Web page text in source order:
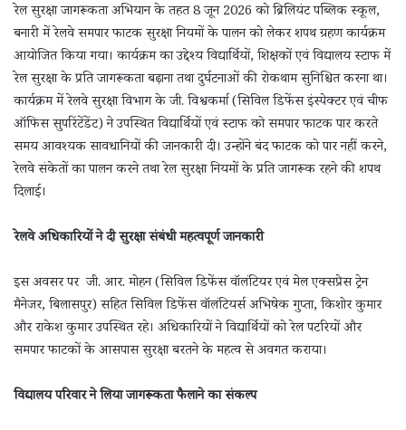
रेल सुरक्षा जागरूकता अभियान के तहत 8 जून 2026 को ब्रिलियंट पब्लिक स्कूल,
बनारी में रेलवे समपार फाटक सुरक्षा नियमों के पालन को लेकर शपथ ग्रहण कार्यक्रम
आयोजित किया गया। कार्यक्रम का उद्देश्य विद्यार्थियों, शिक्षकों एवं विद्यालय स्टाफ में
रेल सुरक्षा के प्रति जागरूकता बढ़ाना तथा दुर्घटनाओं की रोकथाम सुनिश्चित करना था।
कार्यक्रम में रेलवे सुरक्षा विभाग के जी. विश्वकर्मा (सिविल डिफेंस इंस्पेक्टर एवं चीफ
ऑफिस सुपरिंटेंडेंट) ने उपस्थित विद्यार्थियों एवं स्टाफ को समपार फाटक पार करते
समय आवश्यक सावधानियों की जानकारी दी। उन्होंने बंद फाटक को पार नहीं करने,
रेलवे संकेतों का पालन करने तथा रेल सुरक्षा नियमों के प्रति जागरूक रहने की शपथ
दिलाई।
रेलवे अधिकारियों ने दी सुरक्षा संबंधी महत्वपूर्ण जानकारी
इस अवसर पर जी. आर. मोहन (सिविल डिफेंस वॉलंटियर एवं मेल एक्सप्रेस ट्रेन
मैनेजर, बिलासपुर) सहित सिविल डिफेंस वॉलंटियर्स अभिषेक गुप्ता, किशोर कुमार
और राकेश कुमार उपस्थित रहे। अधिकारियों ने विद्यार्थियों को रेल पटरियों और
समपार फाटकों के आसपास सुरक्षा बरतने के महत्व से अवगत कराया।
विद्यालय परिवार ने लिया जागरूकता फैलाने का संकल्प